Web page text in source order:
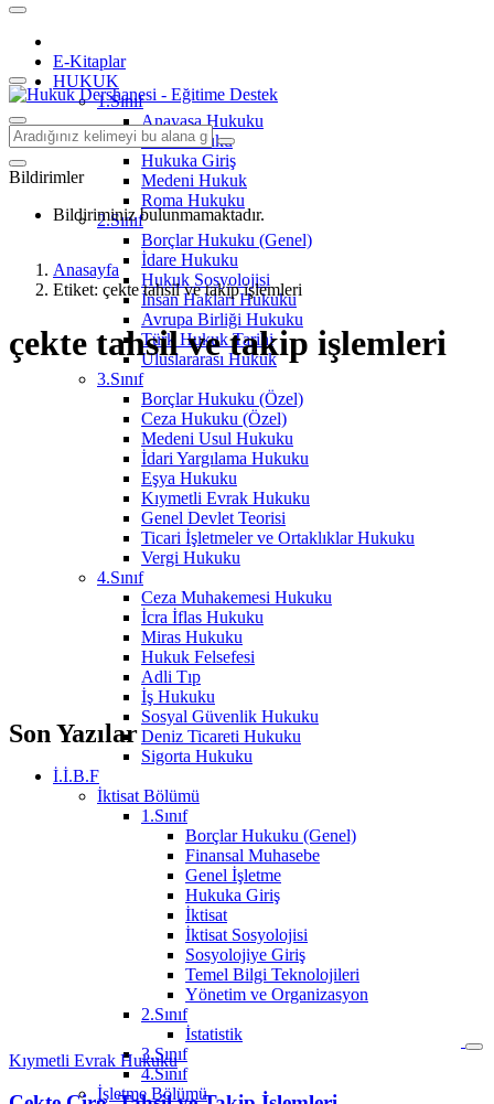
E-Kitaplar
HUKUK
1.Sınıf
Anayasa Hukuku
Aile Hukuku
Hukuka Giriş
Medeni Hukuk
Roma Hukuku
2.Sınıf
Borçlar Hukuku (Genel)
İdare Hukuku
Hukuk Sosyolojisi
İnsan Hakları Hukuku
Avrupa Birliği Hukuku
Türk Hukuk Tarihi
Uluslararası Hukuk
3.Sınıf
Borçlar Hukuku (Özel)
Ceza Hukuku (Özel)
Medeni Usul Hukuku
İdari Yargılama Hukuku
Eşya Hukuku
Kıymetli Evrak Hukuku
Genel Devlet Teorisi
Ticari İşletmeler ve Ortaklıklar Hukuku
Vergi Hukuku
4.Sınıf
Ceza Muhakemesi Hukuku
İcra İflas Hukuku
Miras Hukuku
Hukuk Felsefesi
Adli Tıp
İş Hukuku
Sosyal Güvenlik Hukuku
Deniz Ticareti Hukuku
Sigorta Hukuku
İ.İ.B.F
İktisat Bölümü
1.Sınıf
Borçlar Hukuku (Genel)
Finansal Muhasebe
Genel İşletme
Hukuka Giriş
İktisat
İktisat Sosyolojisi
Sosyolojiye Giriş
Temel Bilgi Teknolojileri
Yönetim ve Organizasyon
2.Sınıf
İstatistik
3.Sınıf
4.Sınıf
İşletme Bölümü
Bildirimler
Bildiriminiz bulunmamaktadır.
Anasayfa
Etiket: çekte tahsil ve takip işlemleri
çekte tahsil ve takip işlemleri
Son Yazılar
Kıymetli Evrak Hukuku